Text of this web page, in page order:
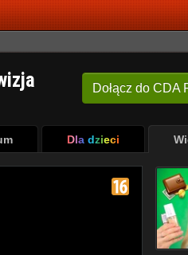
Dołącz do CDA
Dla dzieci